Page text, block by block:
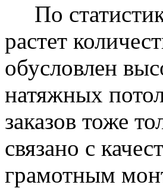
По
растет
обусловлен
натяжных
заказов тоже
связано с
грамотным